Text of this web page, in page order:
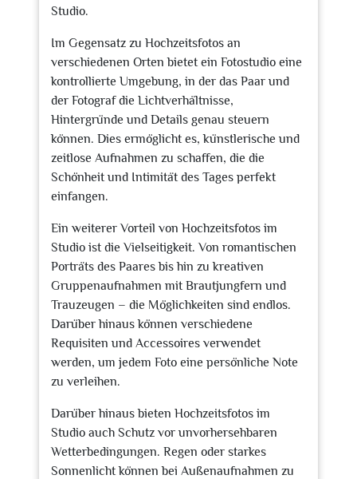
Studio.
Im Gegensatz zu Hochzeitsfotos an
verschiedenen Orten bietet ein Fotostudio eine
kontrollierte Umgebung, in der das Paar und
der Fotograf die Lichtverhältnisse,
Hintergründe und Details genau steuern
können. Dies ermöglicht es, künstlerische und
zeitlose Aufnahmen zu schaffen, die die
Schönheit und Intimität des Tages perfekt
einfangen.
Ein weiterer Vorteil von Hochzeitsfotos im
Studio ist die Vielseitigkeit. Von romantischen
Porträts des Paares bis hin zu kreativen
Gruppenaufnahmen mit Brautjungfern und
Trauzeugen – die Möglichkeiten sind endlos.
Darüber hinaus können verschiedene
Requisiten und Accessoires verwendet
werden, um jedem Foto eine persönliche Note
zu verleihen.
Darüber hinaus bieten Hochzeitsfotos im
Studio auch Schutz vor unvorhersehbaren
Wetterbedingungen. Regen oder starkes
Sonnenlicht können bei Außenaufnahmen zu